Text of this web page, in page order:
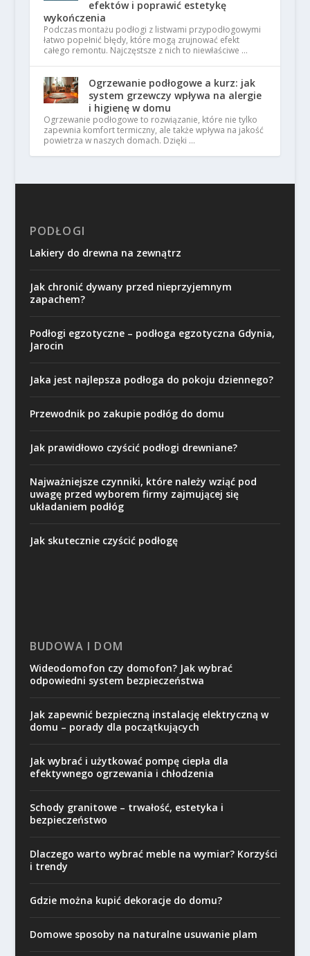
efektów i poprawić estetykę
wykończenia
Podczas montażu podłogi z listwami przypodłogowymi
łatwo popełnić błędy, które mogą zrujnować efekt
całego remontu. Najczęstsze z nich to niewłaściwe …
Ogrzewanie podłogowe a kurz: jak
system grzewczy wpływa na alergie
i higienę w domu
Ogrzewanie podłogowe to rozwiązanie, które nie tylko
zapewnia komfort termiczny, ale także wpływa na jakość
powietrza w naszych domach. Dzięki …
PODŁOGI
Lakiery do drewna na zewnątrz
Jak chronić dywany przed nieprzyjemnym
zapachem?
Podłogi egzotyczne – podłoga egzotyczna Gdynia,
Jarocin
Jaka jest najlepsza podłoga do pokoju dziennego?
Przewodnik po zakupie podłóg do domu
Jak prawidłowo czyścić podłogi drewniane?
Najważniejsze czynniki, które należy wziąć pod
uwagę przed wyborem firmy zajmującej się
układaniem podłóg
Jak skutecznie czyścić podłogę
BUDOWA I DOM
Wideodomofon czy domofon? Jak wybrać
odpowiedni system bezpieczeństwa
Jak zapewnić bezpieczną instalację elektryczną w
domu – porady dla początkujących
Jak wybrać i użytkować pompę ciepła dla
efektywnego ogrzewania i chłodzenia
Schody granitowe – trwałość, estetyka i
bezpieczeństwo
Dlaczego warto wybrać meble na wymiar? Korzyści
i trendy
Gdzie można kupić dekoracje do domu?
Domowe sposoby na naturalne usuwanie plam